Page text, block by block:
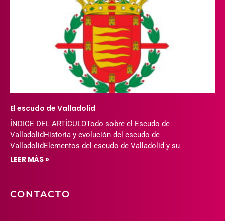
El escudo de Valladolid
ÍNDICE DEL ARTÍCULOTodo sobre el Escudo de
ValladolidHistoria y evolución del escudo de
ValladolidElementos del escudo de Valladolid y su
LEER MÁS »
CONTACTO